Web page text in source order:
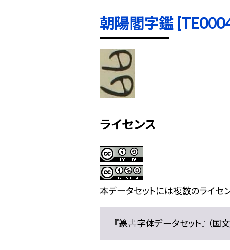
朝陽閣字鑑
ライセンス
本データセットには複数のライセ
『篆書字体データセット』